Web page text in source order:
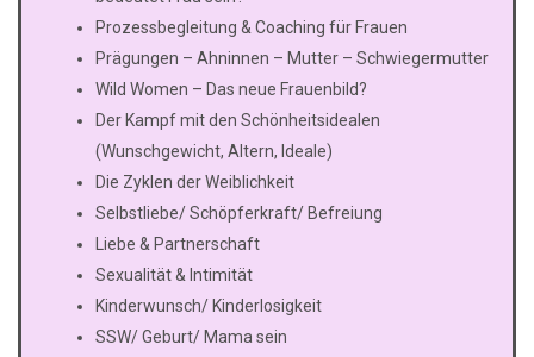
Prozessbegleitung & Coaching für Frauen
Prägungen – Ahninnen – Mutter – Schwiegermutter
Wild Women – Das neue Frauenbild?
Der Kampf mit den Schönheitsidealen
(Wunschgewicht, Altern, Ideale)
Die Zyklen der Weiblichkeit
Selbstliebe/ Schöpferkraft/ Befreiung
Liebe & Partnerschaft
Sexualität & Intimität
Kinderwunsch/ Kinderlosigkeit
SSW/ Geburt/ Mama sein